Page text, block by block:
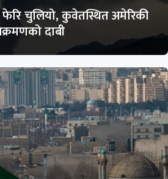
चुलियो, कुवेतस्थित अमेरिकी
दाबी